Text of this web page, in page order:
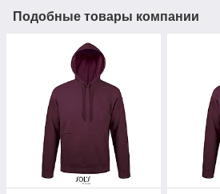
Подобные товары компании